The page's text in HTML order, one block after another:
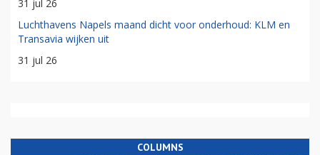
31 jul 26
Luchthavens Napels maand dicht voor onderhoud: KLM en
Transavia wijken uit
31 jul 26
COLUMNS